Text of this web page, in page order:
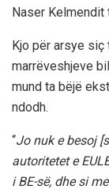
Naser Kelmendit
Kjo për arsye siç
marrëveshjeve
mund ta bëjë
ndodh.
“Jo nuk e besoj
autoritetet e
i BE-së, dhe si